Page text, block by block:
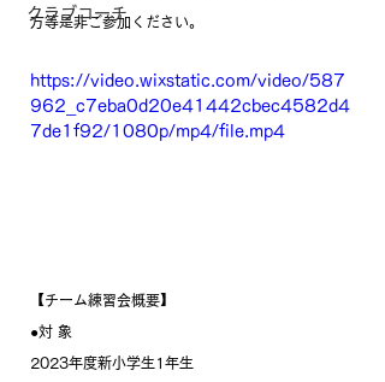
クラブコーチ
方等是非ご参加ください。
https://video.wixstatic.com/video/587
962_c7eba0d20e41442cbec4582d4
7de1f92/1080p/mp4/file.mp4
【チーム練習会概要】
●対 象
2023年度新小学生1年生